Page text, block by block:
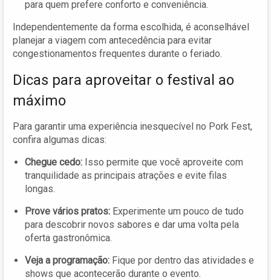
para quem prefere conforto e conveniência.
Independentemente da forma escolhida, é aconselhável
planejar a viagem com antecedência para evitar
congestionamentos frequentes durante o feriado.
Dicas para aproveitar o festival ao
máximo
Para garantir uma experiência inesquecível no Pork Fest,
confira algumas dicas:
Chegue cedo: Isso permite que você aproveite com
tranquilidade as principais atrações e evite filas
longas.
Prove vários pratos: Experimente um pouco de tudo
para descobrir novos sabores e dar uma volta pela
oferta gastronômica.
Veja a programação: Fique por dentro das atividades e
shows que acontecerão durante o evento.